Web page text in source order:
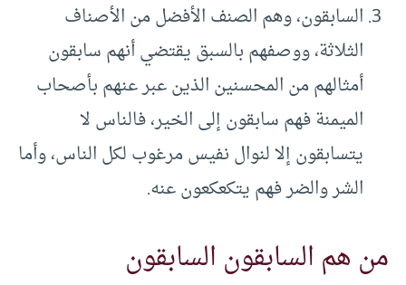
السابقون، وهم الصنف الأفضل من الأصناف
الثلاثة، ووصفهم بالسبق يقتضي أنهم سابقون
أمثالهم من المحسنين الذين عبر عنهم بأصحاب
الميمنة فهم سابقون إلى الخير، فالناس لا
يتسابقون إلا لنوال نفيس مرغوب لكل الناس، وأما
الشر والضر فهم يتكعكعون عنه.
من هم السابقون السابقون